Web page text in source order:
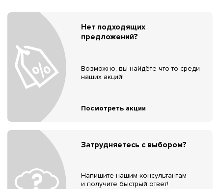
Нет подходящих
предложений?
Возможно, вы найдёте что-то среди
наших акций!
Посмотреть акции
Затрудняетесь с выбором?
Напишите нашим консультантам
и получите быстрый ответ!